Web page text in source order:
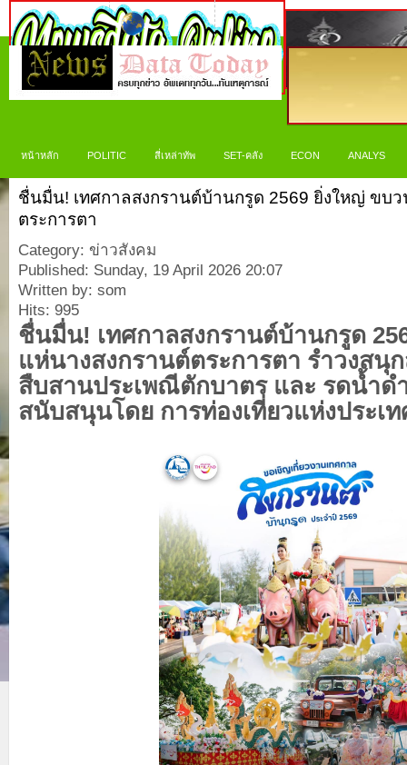
หน้าหลัก POLITIC สี่เหล่าทัพ SET-คลัง ECON ANALYS
ชื่นมื่น! เทศกาลสงกรานต์บ้านกรูด 2569 ยิ่งใหญ่ ขบ
ตระการตา
Category: ข่าวสังคม
Published: Sunday, 19 April 2026 20:07
Written by: som
Hits: 995
ชื่นมื่น! เทศกาลสงกรานต์บ้านกรูด
แห่นางสงกรานต์ตระการตา รำวงสนุ
สืบสานประเพณีตักบาตร และ รดน้ำด
สนับสนุนโดย การท่องเที่ยวแห่งประเ